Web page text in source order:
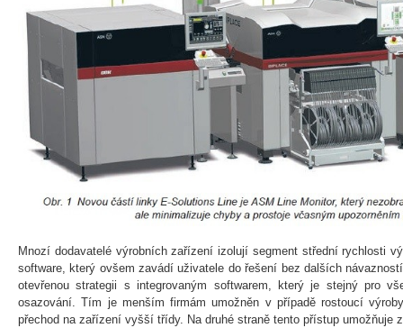
Mnozí dodavatelé výrobních zařízení izolují segment střední rychlosti
software, který ovšem zavádí uživatele do řešení bez dalších
otevřenou strategii s integrovaným softwarem, který je stejný pro
osazování. Tím je menším firmám umožněn v případě rostoucí
přechod na zařízení vyšší třídy. Na druhé straně tento přístup umožňuje